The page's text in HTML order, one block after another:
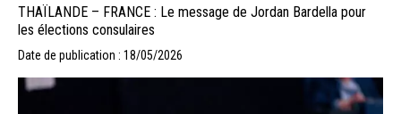
THAÏLANDE – FRANCE : Le message de Jordan Bardella pour
les élections consulaires
Date de publication : 18/05/2026